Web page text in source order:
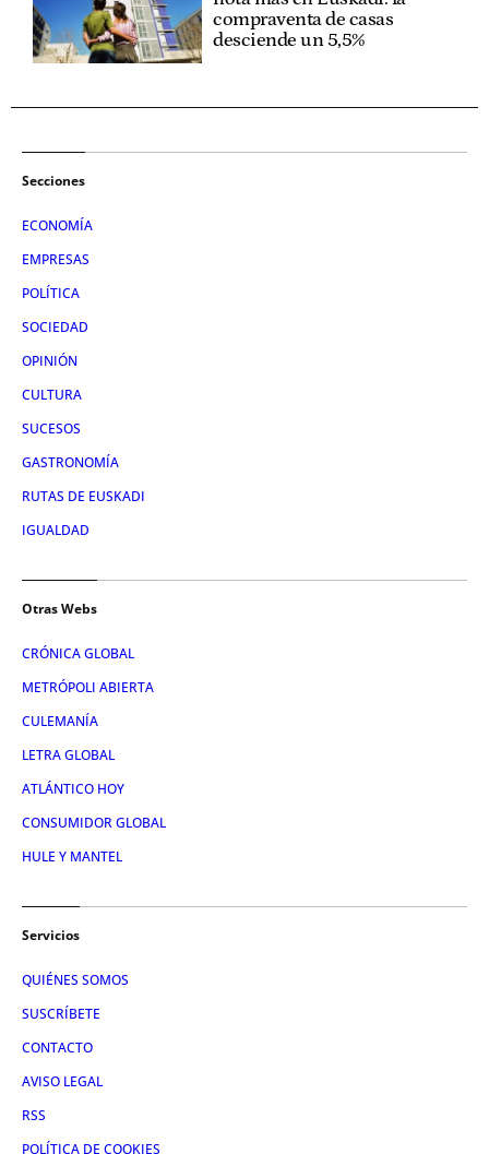
compraventa de casas
desciende un 5,5%
Secciones
ECONOMÍA
EMPRESAS
POLÍTICA
SOCIEDAD
OPINIÓN
CULTURA
SUCESOS
GASTRONOMÍA
RUTAS DE EUSKADI
IGUALDAD
Otras Webs
CRÓNICA GLOBAL
METRÓPOLI ABIERTA
CULEMANÍA
LETRA GLOBAL
ATLÁNTICO HOY
CONSUMIDOR GLOBAL
HULE Y MANTEL
Servicios
QUIÉNES SOMOS
SUSCRÍBETE
CONTACTO
AVISO LEGAL
RSS
POLÍTICA DE COOKIES